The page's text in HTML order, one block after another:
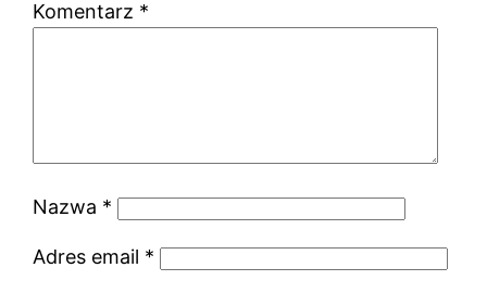
Komentarz *
Nazwa *
Adres email *